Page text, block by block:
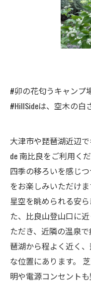
#卯の花匂うキャンプ
#HillSideは、空木の白
大津市や琵琶湖近辺
de 南比良をご利用く
四季の移ろいを感じ
をお楽しみいただけ
星空を眺められる安
た、比良山登山口に
ただき、近隣の温泉
琶湖から程よく近く
な位置にあります。
明や電源コンセント